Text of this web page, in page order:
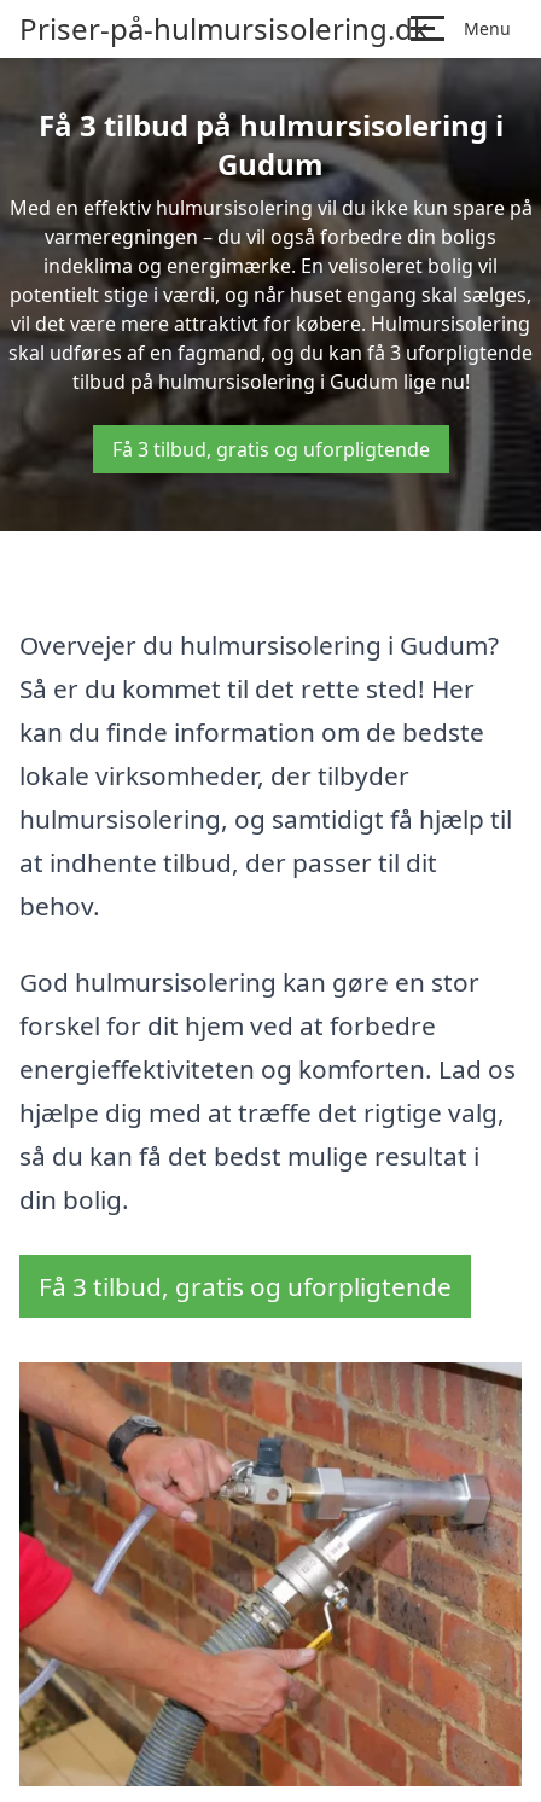
Priser-på-hulmursisolering.dk Menu
Få 3 tilbud på hulmursisolering i
Gudum
Med en effektiv hulmursisolering vil du ikke kun spare på
varmeregningen – du vil også forbedre din boligs
indeklima og energimærke. En velisoleret bolig vil
potentielt stige i værdi, og når huset engang skal sælges,
vil det være mere attraktivt for købere. Hulmursisolering
skal udføres af en fagmand, og du kan få 3 uforpligtende
tilbud på hulmursisolering i Gudum lige nu!
Få 3 tilbud, gratis og uforpligtende
Overvejer du hulmursisolering i Gudum?
Så er du kommet til det rette sted! Her
kan du finde information om de bedste
lokale virksomheder, der tilbyder
hulmursisolering, og samtidigt få hjælp til
at indhente tilbud, der passer til dit
behov.
God hulmursisolering kan gøre en stor
forskel for dit hjem ved at forbedre
energieffektiviteten og komforten. Lad os
hjælpe dig med at træffe det rigtige valg,
så du kan få det bedst mulige resultat i
din bolig.
Få 3 tilbud, gratis og uforpligtende